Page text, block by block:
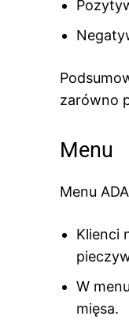
zarówno
Menu
Menu
Klienci
W
mięsa.